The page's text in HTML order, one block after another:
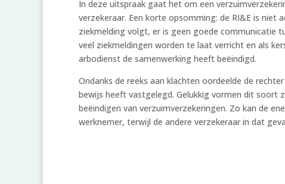
In deze uitspraak gaat het om een
verzekeraar. Een korte opsomming: de RI&E is
ziekmelding volgt, er is geen goede communicatie
veel ziekmeldingen worden te laat verricht en als
arbodienst de samenwerking heeft beëindigd.
Ondanks de reeks aan klachten oordeelde de
bewijs heeft vastgelegd. Gelukkig vormen dit soort
beëindigen van verzuimverzekeringen. Zo kan de
werknemer, terwijl de andere verzekeraar in dat